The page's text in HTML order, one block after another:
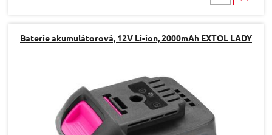
Baterie akumulátorová, 12V Li-ion, 2000mAh EXTOL LADY